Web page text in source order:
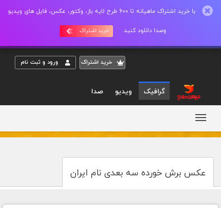
با خرید اشتراک ماهیانه تا 600 طرح لایه باز، وکتور، عکس، فایل های ویدیو
وصدا دانلود کنید. خرید اشتراک
خريد اشتراک ورود و ثبت نام
گرافیک ویدیو صدا
عکس برش خورده سه بعدی نام ایران